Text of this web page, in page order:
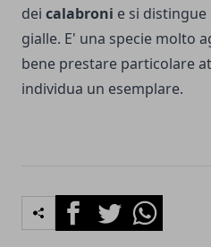
dei calabroni e si
gialle. E' una specie molto
bene prestare particolare
individua un esemplare.
FacebookTwitterWhatsapp